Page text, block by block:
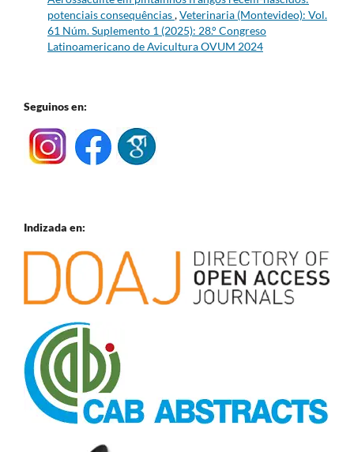
potenciais consequências,Veterinaria (Montevideo): Vol.
61 Núm. Suplemento 1 (2025): 28.° Congreso
Latinoamericano de Avicultura OVUM 2024
Seguinos en:
Indizada en: